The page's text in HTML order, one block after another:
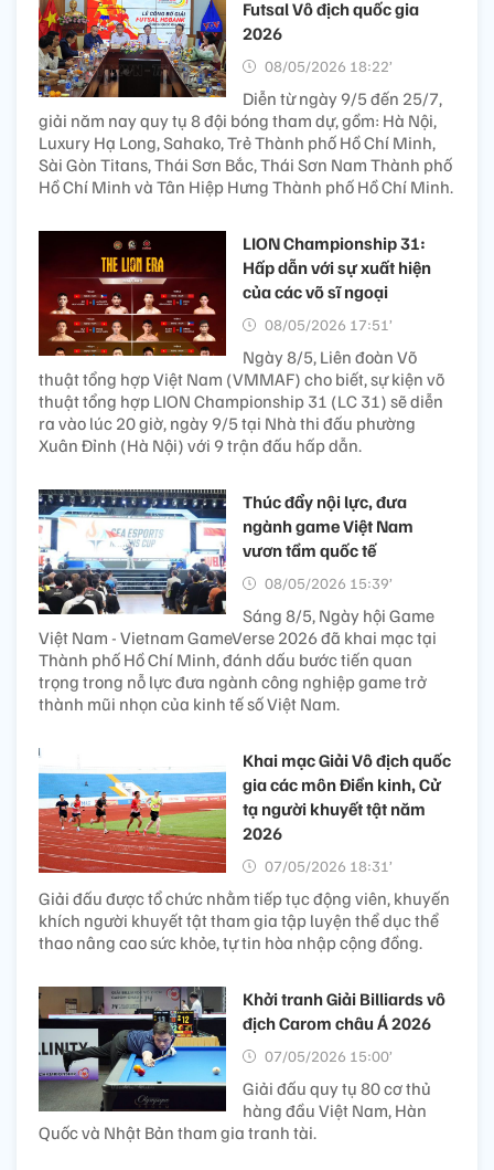
Futsal Vô địch quốc gia
2026
08/05/2026 18:22’
Diễn từ ngày 9/5 đến 25/7,
giải năm nay quy tụ 8 đội bóng tham dự, gồm: Hà Nội,
Luxury Hạ Long, Sahako, Trẻ Thành phố Hồ Chí Minh,
Sài Gòn Titans, Thái Sơn Bắc, Thái Sơn Nam Thành phố
Hồ Chí Minh và Tân Hiệp Hưng Thành phố Hồ Chí Minh.
LION Championship 31:
Hấp dẫn với sự xuất hiện
của các võ sĩ ngoại
08/05/2026 17:51’
Ngày 8/5, Liên đoàn Võ
thuật tổng hợp Việt Nam (VMMAF) cho biết, sự kiện võ
thuật tổng hợp LION Championship 31 (LC 31) sẽ diễn
ra vào lúc 20 giờ, ngày 9/5 tại Nhà thi đấu phường
Xuân Đỉnh (Hà Nội) với 9 trận đấu hấp dẫn.
Thúc đẩy nội lực, đưa
ngành game Việt Nam
vươn tầm quốc tế
08/05/2026 15:39’
Sáng 8/5, Ngày hội Game
Việt Nam - Vietnam GameVerse 2026 đã khai mạc tại
Thành phố Hồ Chí Minh, đánh dấu bước tiến quan
trọng trong nỗ lực đưa ngành công nghiệp game trở
thành mũi nhọn của kinh tế số Việt Nam.
Khai mạc Giải Vô địch quốc
gia các môn Điền kinh, Cử
tạ người khuyết tật năm
2026
07/05/2026 18:31’
Giải đấu được tổ chức nhằm tiếp tục động viên, khuyến
khích người khuyết tật tham gia tập luyện thể dục thể
thao nâng cao sức khỏe, tự tin hòa nhập cộng đồng.
Khởi tranh Giải Billiards vô
địch Carom châu Á 2026
07/05/2026 15:00’
Giải đấu quy tụ 80 cơ thủ
hàng đầu Việt Nam, Hàn
Quốc và Nhật Bản tham gia tranh tài.